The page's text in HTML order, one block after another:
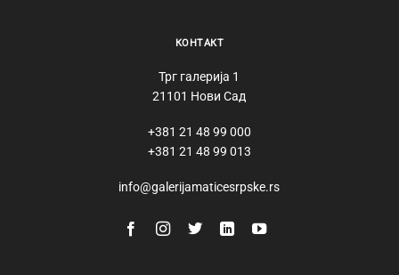
КОНТАКТ
Трг галерија 1
21101 Нови Сад
+381 21 48 99 000
+381 21 48 99 013
info@galerijamaticesrpske.rs